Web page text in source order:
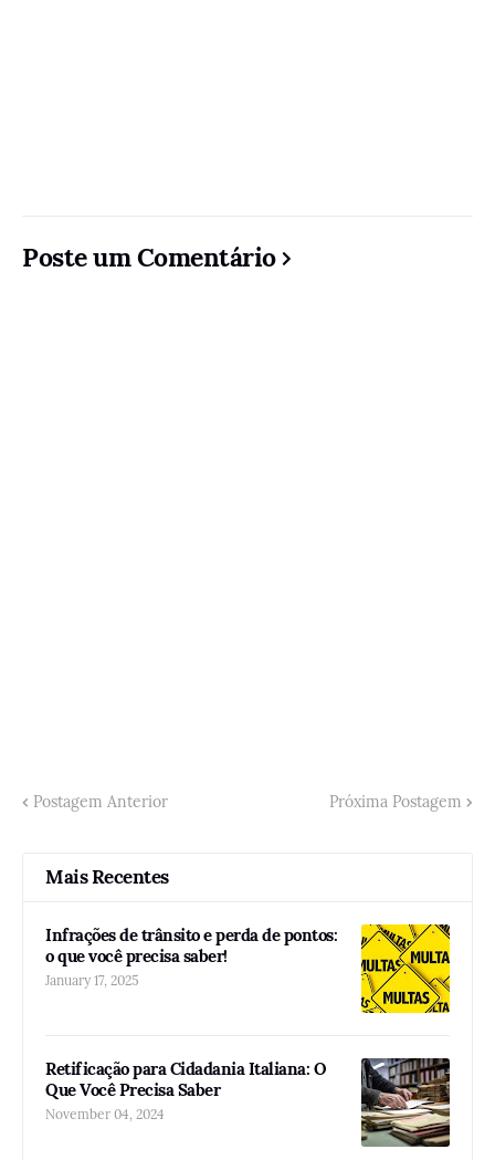
Poste um Comentário
Postagem Anterior Próxima Postagem
Mais Recentes
Infrações de trânsito e perda de pontos:
o que você precisa saber!
January 17, 2025
Retificação para Cidadania Italiana: O
Que Você Precisa Saber
November 04, 2024